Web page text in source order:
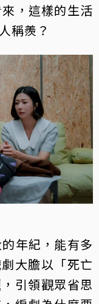
，這樣的生活
稱羨？
年紀，能有多
大膽以「死亡
引領觀眾省思